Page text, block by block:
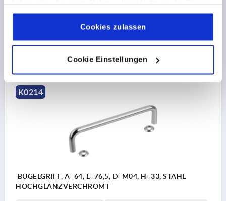
gesammelt haben.Cookie Richtlinien
Datenschutz|AGB
Cookies zulassen
Cookie Einstellungen
4,30 €
K0214
BÜGELGRIFF, A=64, L=76,5, D=M04, H=33, STAHL
HOCHGLANZVERCHROMT